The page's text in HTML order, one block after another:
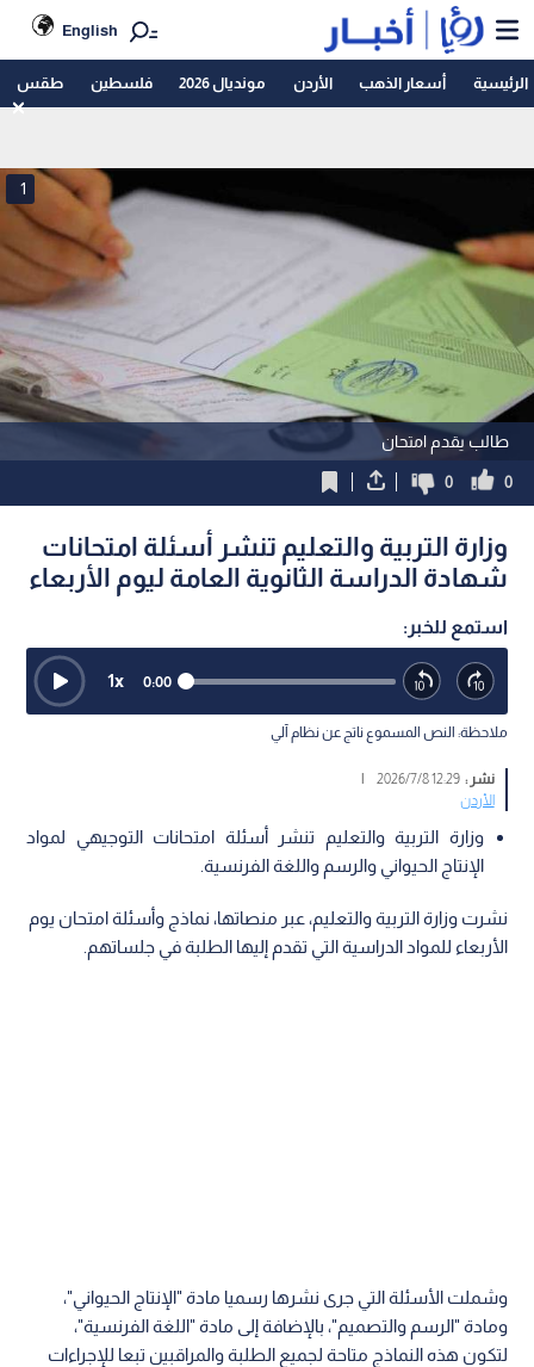
English
الرئيسية أسعار الذهب الأردن مونديال 2026 فلسطين طقس
طالب يقدم امتحان
1
0
0
وزارة التربية والتعليم تنشر أسئلة امتحانات
شهادة الدراسة الثانوية العامة ليوم الأربعاء
استمع للخبر:
0:00
1x
ملاحظة: النص المسموع ناتج عن نظام آلي
نشر :12:29 2026/7/8
الأردن
وزارة التربية والتعليم تنشر أسئلة امتحانات التوجيهي لمواد
الإنتاج الحيواني والرسم واللغة الفرنسية.
نشرت وزارة التربية والتعليم، عبر منصاتها، نماذج وأسئلة امتحان يوم
الأربعاء للمواد الدراسية التي تقدم إليها الطلبة في جلساتهم.
وشملت الأسئلة التي جرى نشرها رسميا مادة "الإنتاج الحيواني"،
ومادة "الرسم والتصميم"، بالإضافة إلى مادة "اللغة الفرنسية"،
لتكون هذه النماذج متاحة لجميع الطلبة والمراقبين تبعا للإجراءات